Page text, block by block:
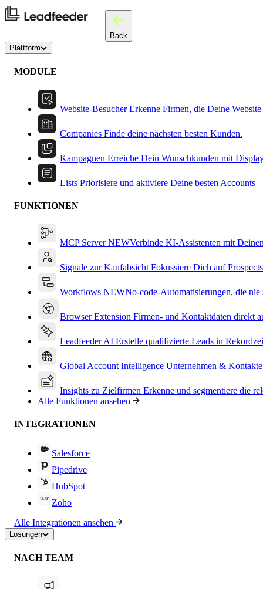
Back
Plattform
MODULE
Website-BesucherErkenne Firmen, die Deine Website
Companies Finde deine nächsten besten Kunden.
Kampagnen Erreiche Dein Wunschkunden mit
Lists Priorisiere und aktiviere Deine besten Accounts
FUNKTIONEN
MCP ServerNEWVerbinde KI-Assistenten mit
Signale zur Kaufabsicht Fokussiere Dich auf
Workflows NEWNo-code-Automatisierungen, die nie
Browser Extension Firmen- und Kontaktdaten direkt
Leadfeeder AI Erstelle qualifizierte Leads in
Global Account Intelligence Unternehmen &
Insights zu Zielfirmen Erkenne und segmentiere die
Alle Funktionen ansehen
INTEGRATIONEN
Salesforce
Pipedrive
HubSpot
Zoho
Alle Integrationen ansehen
Lösungen
NACH TEAM